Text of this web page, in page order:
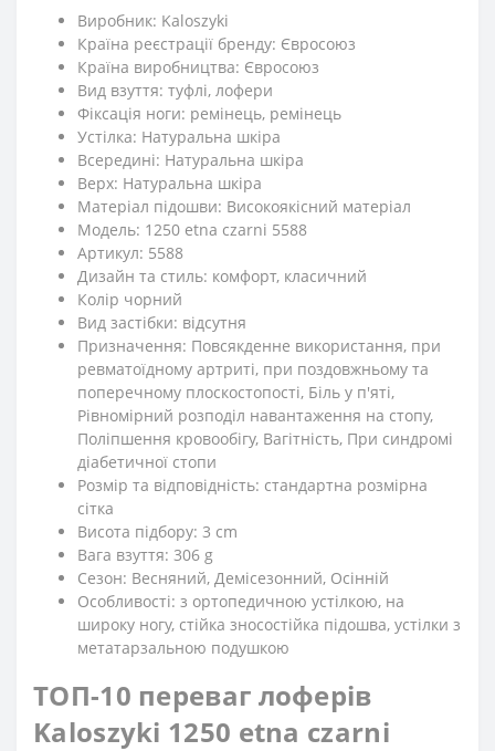
Виробник: Kaloszyki
Країна реєстрації бренду: Євросоюз
Країна виробництва: Євросоюз
Вид взуття: туфлі, лофери
Фіксація ноги: ремінець, ремінець
Устілка: Натуральна шкіра
Всередині: Натуральна шкіра
Верх: Натуральна шкіра
Матеріал підошви: Високоякісний матеріал
Модель: 1250 etna czarni 5588
Артикул: 5588
Дизайн та стиль: комфорт, класичний
Колір чорний
Вид застібки: відсутня
Призначення: Повсякденне використання, при
ревматоїдному артриті, при поздовжньому та
поперечному плоскостопості, Біль у п'яті,
Рівномірний розподіл навантаження на стопу,
Поліпшення кровообігу, Вагітність, При синдромі
діабетичної стопи
Розмір та відповідність: стандартна розмірна
сітка
Висота підбору: 3 cm
Вага взуття: 306 g
Сезон: Весняний, Демісезонний, Осінній
Особливості: з ортопедичною устілкою, на
широку ногу, стійка зносостійка підошва, устілки з
метатарзальною подушкою
ТОП-10 переваг лоферів
Kaloszyki 1250 etna czarni